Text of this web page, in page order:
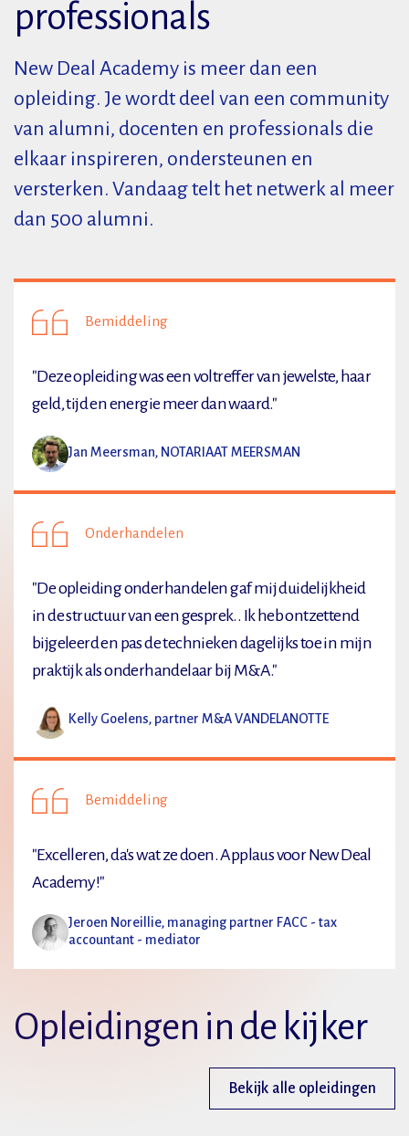
professionals
New Deal Academy is meer dan een
opleiding. Je wordt deel van een community
van alumni, docenten en professionals die
elkaar inspireren, ondersteunen en
versterken. Vandaag telt het netwerk al meer
dan 500 alumni.
Bemiddeling
"Deze opleiding was een voltreffer van jewelste, haar
geld, tijd en energie meer dan waard."
Jan Meersman, NOTARIAAT MEERSMAN
Onderhandelen
"De opleiding onderhandelen gaf mij duidelijkheid
in de structuur van een gesprek.. Ik heb ontzettend
bijgeleerd en pas de technieken dagelijks toe in mijn
praktijk als onderhandelaar bij M&A."
Kelly Goelens, partner M&A VANDELANOTTE
Bemiddeling
"Excelleren, da's wat ze doen. Applaus voor New Deal
Academy!"
Jeroen Noreillie, managing partner FACC - tax
accountant - mediator
Opleidingen in de kijker
Bekijk alle opleidingen